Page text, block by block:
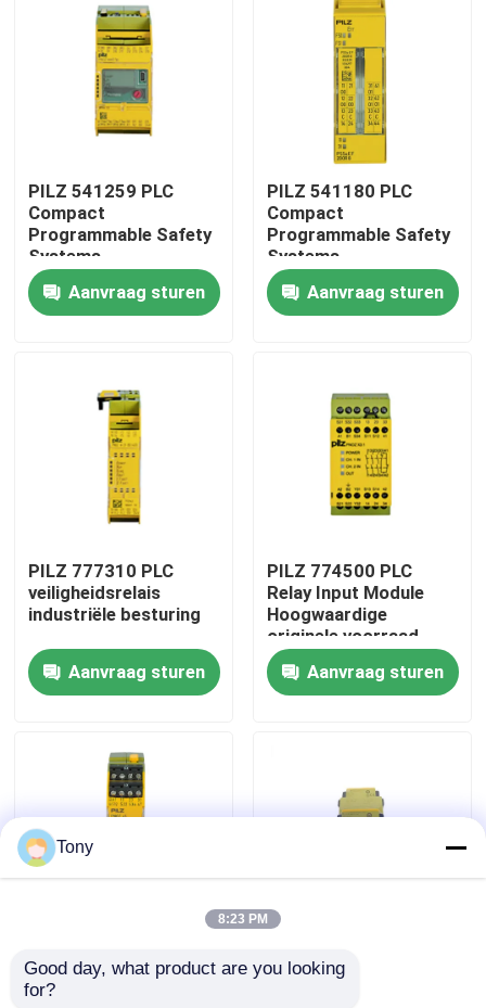
Producten
Over ons
Fabriekstocht
Kwaliteitscontrole
Vraag een offerte
Programmeerbare PLC van het
Allen Bradley-PLC Module
ABB PLC module
PILZ 541259 PLC
Compact
Programmable Safety
Systems
Hoogwaardige
originele voorraad
Aanvraag sturen
PILZ 541180 PLC
Compact
Programmable Safety
Systems
Hoogwaardige
originele voorraad
Aanvraag sturen
PILZ 777310 PLC
veiligheidsrelais
industriële besturing
Aanvraag sturen
PILZ 774500 PLC
Relay Input Module
Hoogwaardige
originele voorraad
Aanvraag sturen
originele nieuwe
veiligheidsrelais
invoermodule voor
Tony
8:23 PM
Good day, what product are you looking
for?